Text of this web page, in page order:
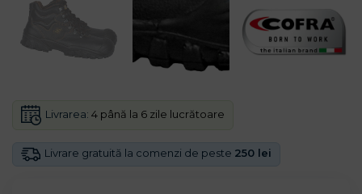
Livrare gratuită la comenzi de peste 250 lei
Livrarea: 4 până la 6 zile lucrătoare